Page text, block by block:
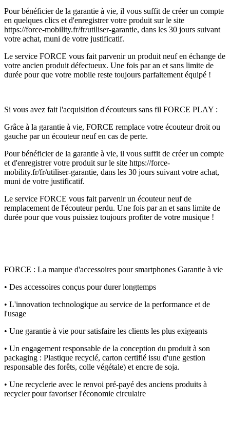
Pour bénéficier de la garantie à vie, il vous suffit de créer un compte
en quelques clics et d'enregistrer votre produit sur le site
https://force-mobility.fr/fr/utiliser-garantie, dans les 30 jours suivant
votre achat, muni de votre justificatif.
Le service FORCE vous fait parvenir un produit neuf en échange de
votre ancien produit défectueux. Une fois par an et sans limite de
durée pour que votre mobile reste toujours parfaitement équipé !
Si vous avez fait l'acquisition d'écouteurs sans fil FORCE PLAY :
Grâce à la garantie à vie, FORCE remplace votre écouteur droit ou
gauche par un écouteur neuf en cas de perte.
Pour bénéficier de la garantie à vie, il vous suffit de créer un compte
et d'enregistrer votre produit sur le site https://force-
mobility.fr/fr/utiliser-garantie, dans les 30 jours suivant votre achat,
muni de votre justificatif.
Le service FORCE vous fait parvenir un écouteur neuf de
remplacement de l'écouteur perdu. Une fois par an et sans limite de
durée pour que vous puissiez toujours profiter de votre musique !
FORCE : La marque d'accessoires pour smartphones Garantie à vie
• Des accessoires conçus pour durer longtemps
• L'innovation technologique au service de la performance et de
l'usage
• Une garantie à vie pour satisfaire les clients les plus exigeants
• Un engagement responsable de la conception du produit à son
packaging : Plastique recyclé, carton certifié issu d'une gestion
responsable des forêts, colle végétale) et encre de soja.
• Une recyclerie avec le renvoi pré-payé des anciens produits à
recycler pour favoriser l'économie circulaire